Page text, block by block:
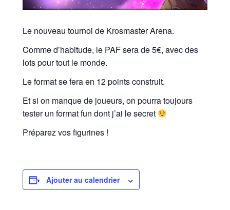
Le nouveau tournoi de Krosmaster Arena.
Comme d’habitude, le PAF sera de 5€, avec des
lots pour tout le monde.
Le format se fera en 12 points construit.
Et si on manque de joueurs, on pourra toujours
tester un format fun dont j’ai le secret
Préparez vos figurines !
Ajouter au calendrier